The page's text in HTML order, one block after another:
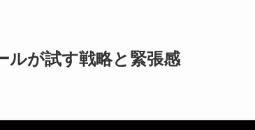
ルが試す戦略と緊張感